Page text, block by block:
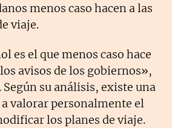
menos caso hacen a las
viaje.
es el que menos caso hace
avisos de los gobiernos»,
Según su análisis, existe una
valorar personalmente el
los planes de viaje.